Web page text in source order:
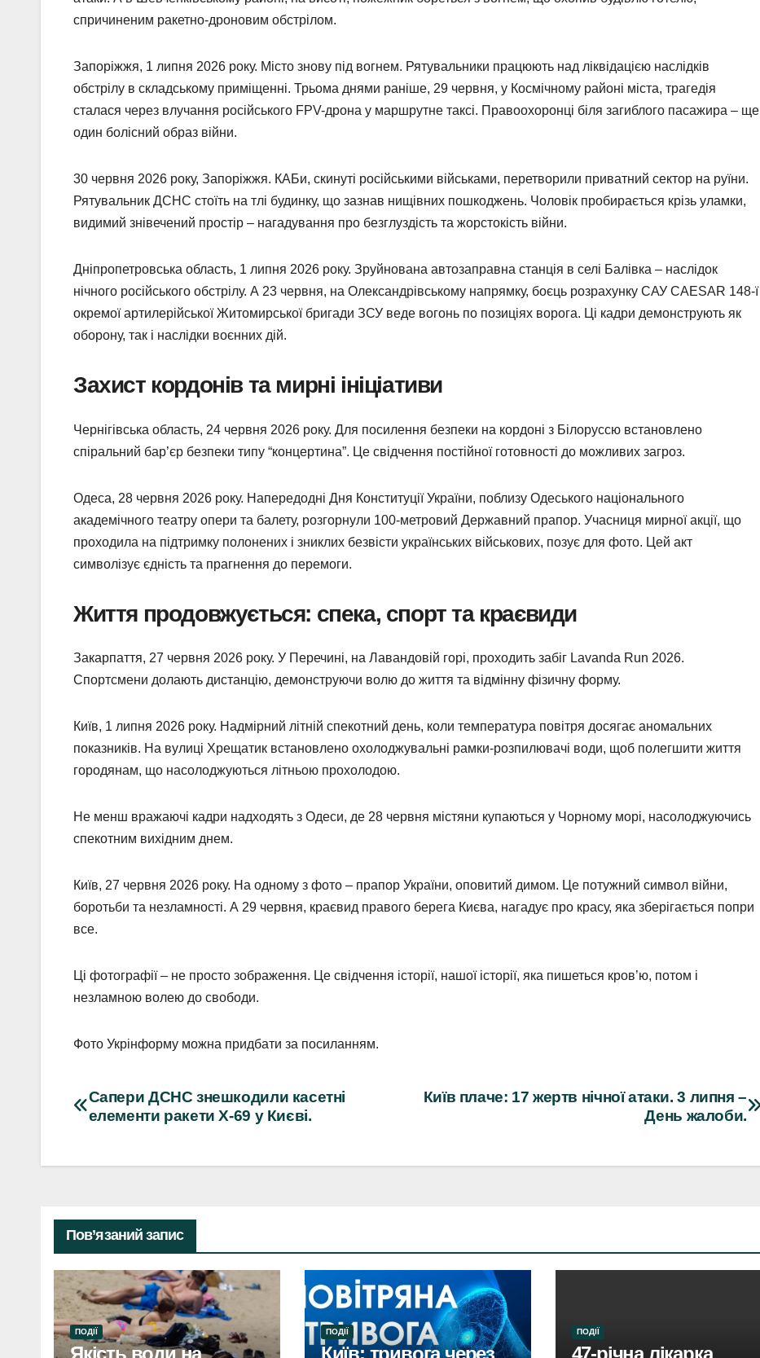
спричиненим ракетно-дроновим обстрілом.
Запоріжжя, 1 липня 2026 року. Місто знову під вогнем. Рятувальники працюють над ліквідацією наслідків
обстрілу в складському приміщенні. Трьома днями раніше, 29 червня, у Космічному районі міста, трагедія
сталася через влучання російського FPV-дрона у маршрутне таксі. Правоохоронці біля загиблого пасажира – ще
один болісний образ війни.
30 червня 2026 року, Запоріжжя. КАБи, скинуті російськими військами, перетворили приватний сектор на руїни.
Рятувальник ДСНС стоїть на тлі будинку, що зазнав нищівних пошкоджень. Чоловік пробирається крізь уламки,
видимий знівечений простір – нагадування про безглуздість та жорстокість війни.
Дніпропетровська область, 1 липня 2026 року. Зруйнована автозаправна станція в селі Балівка – наслідок
нічного російського обстрілу. А 23 червня, на Олександрівському напрямку, боєць розрахунку САУ CAESAR 148-ї
окремої артилерійської Житомирської бригади ЗСУ веде вогонь по позиціях ворога. Ці кадри демонструють як
оборону, так і наслідки воєнних дій.
Захист кордонів та мирні ініціативи
Чернігівська область, 24 червня 2026 року. Для посилення безпеки на кордоні з Білоруссю встановлено
спіральний бар’єр безпеки типу “концертина”. Це свідчення постійної готовності до можливих загроз.
Одеса, 28 червня 2026 року. Напередодні Дня Конституції України, поблизу Одеського національного
академічного театру опери та балету, розгорнули 100-метровий Державний прапор. Учасниця мирної акції, що
проходила на підтримку полонених і зниклих безвісти українських військових, позує для фото. Цей акт
символізує єдність та прагнення до перемоги.
Життя продовжується: спека, спорт та краєвиди
Закарпаття, 27 червня 2026 року. У Перечині, на Лавандовій горі, проходить забіг Lavanda Run 2026.
Спортсмени долають дистанцію, демонструючи волю до життя та відмінну фізичну форму.
Київ, 1 липня 2026 року. Надмірний літній спекотний день, коли температура повітря досягає аномальних
показників. На вулиці Хрещатик встановлено охолоджувальні рамки-розпилювачі води, щоб полегшити життя
городянам, що насолоджуються літньою прохолодою.
Не менш вражаючі кадри надходять з Одеси, де 28 червня містяни купаються у Чорному морі, насолоджуючись
спекотним вихідним днем.
Київ, 27 червня 2026 року. На одному з фото – прапор України, оповитий димом. Це потужний символ війни,
боротьби та незламності. А 29 червня, краєвид правого берега Києва, нагадує про красу, яка зберігається попри
все.
Ці фотографії – не просто зображення. Це свідчення історії, нашої історії, яка пишеться кров’ю, потом і
незламною волею до свободи.
Фото Укрінформу можна придбати за посиланням.
Навігація
Київ плаче: 17 жертв нічної атаки. 3 липня –
День жалоби.
Сапери ДСНС знешкодили касетні
елементи ракети Х-69 у Києві.
Пов’язаний запис
ПОДІЇ
Якість води на
ПОДІЇ
Київ: тривога через
ПОДІЇ
47-річна лікарка